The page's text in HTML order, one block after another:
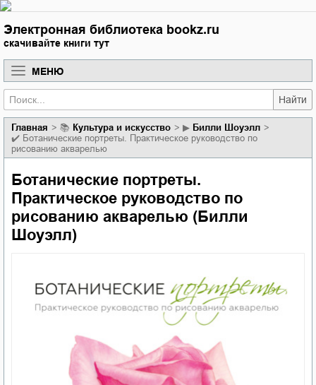
Электронная библиотека bookz.ru
скачивайте книги тут
МЕНЮ
Найти
Главная 📚 культура и искусство ▶ Билли Шоуэлл
✔️ Ботанические портреты. Практическое руководство по
рисованию акварелью
Ботанические портреты.
Практическое руководство по
рисованию акварелью (Билли
Шоуэлл)